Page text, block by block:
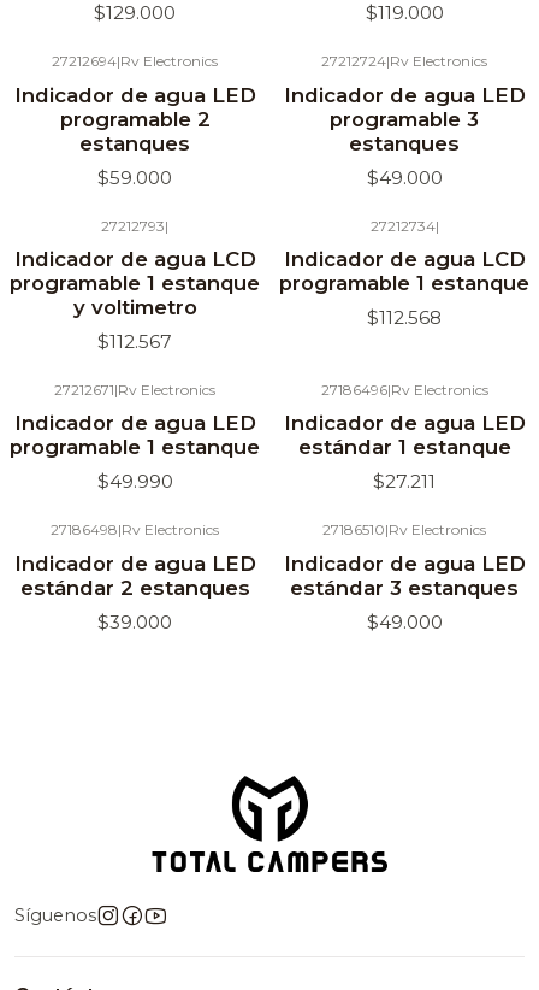
$129.000 $119.000
27212694|Rv Electronics
Indicador de agua LED
programable 2
estanques
$59.000
27212724|Rv Electronics
Indicador de agua LED
programable 3
estanques
$49.000
27212793|
Indicador de agua LCD
programable 1 estanque
y voltimetro
$112.567
27212734|
Indicador de agua LCD
programable 1 estanque
$112.568
27212671|Rv Electronics
Indicador de agua LED
programable 1 estanque
$49.990
27186496|Rv Electronics
Indicador de agua LED
estándar 1 estanque
$27.211
27186498|Rv Electronics
Indicador de agua LED
estándar 2 estanques
$39.000
27186510|Rv Electronics
Indicador de agua LED
estándar 3 estanques
$49.000
Síguenos